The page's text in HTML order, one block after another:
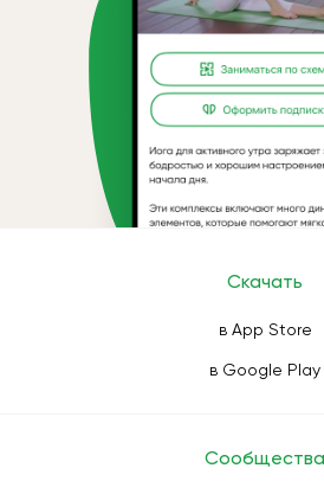
Скачать
в App Store
в Google Play
Сообщества